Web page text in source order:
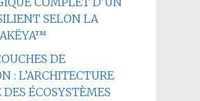
SELON LA
DE
: L’ARCHITECTURE
ÉCOSYSTÈMES